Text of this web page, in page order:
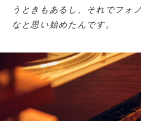
うときもあるし、それでフォ
なと思い始めたんです。